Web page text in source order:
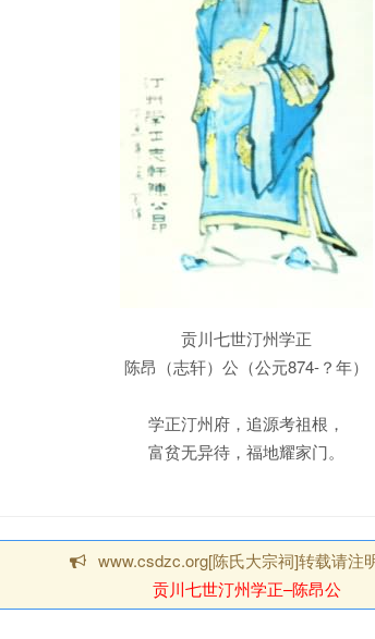
贡川七世汀州学正
陈昂（志轩）公（公元874-？年）
学正汀州府，追源考祖根，
富贫无异待，福地耀家门。
www.csdzc.org[陈氏大宗祠]转载请注
贡川七世汀州学正–陈昂公